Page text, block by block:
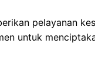
pelayanan
untuk